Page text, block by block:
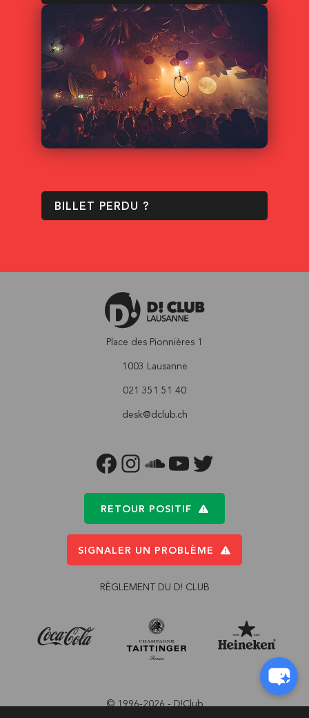
BILLET PERDU ?
Place des Pionnières 1
1003 Lausanne
021 351 51 40
desk@dclub.ch
FACEBOOKINSTAGRAM
SOUNDCLOUD
YOUTUBETWITTER
RETOUR POSITIF
SIGNALER UN PROBLÈME
RÈGLEMENT DU D! CLUB
© 1996-2026 - D!Club